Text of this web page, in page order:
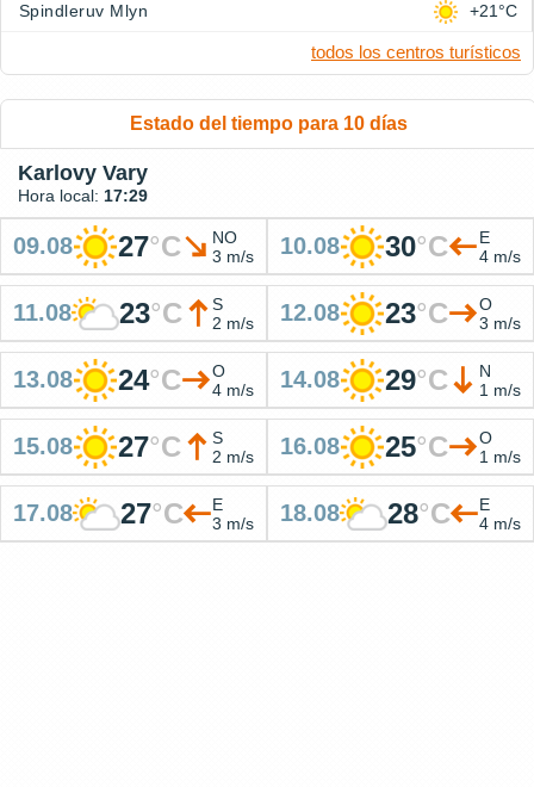
Spindleruv Mlyn +21°C
todos los centros turísticos
Estado del tiempo para 10 días
Karlovy Vary
Hora local: 17:29
09.08 27°C
NO
3 m/s
10.08 30°C
E
4 m/s
11.08 23°C
S
2 m/s
12.08 23°C
O
3 m/s
13.08 24°C
O
4 m/s
14.08 29°C
N
1 m/s
15.08 27°C
S
2 m/s
16.08 25°C
O
1 m/s
17.08 27°C
E
3 m/s
18.08 28°C
E
4 m/s